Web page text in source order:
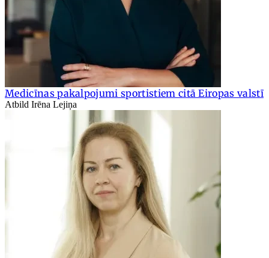
Medicīnas pakalpojumi sportistiem citā Eiropas valstī
Atbild Irēna Lejiņa